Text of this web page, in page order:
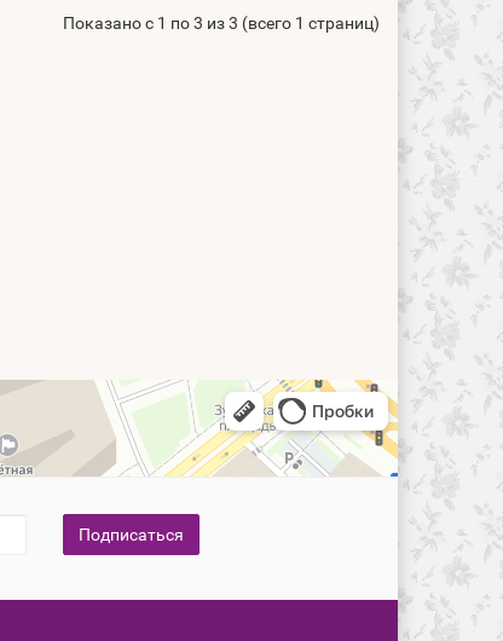
Показано с 1 по 3 из 3 (всего 1 страниц)
Подписаться